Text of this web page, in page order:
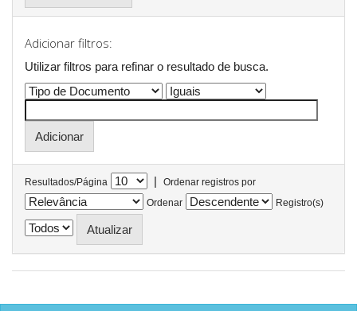
Adicionar filtros:
Utilizar filtros para refinar o resultado de busca.
Resultados/Página |
Ordenar registros por
Ordenar
Registro(s)